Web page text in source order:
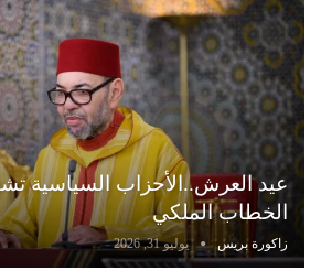
عيد العرش..الأحزاب السياسية
الخطاب الملكي
زاكورة بريس يوليو 31, 2026